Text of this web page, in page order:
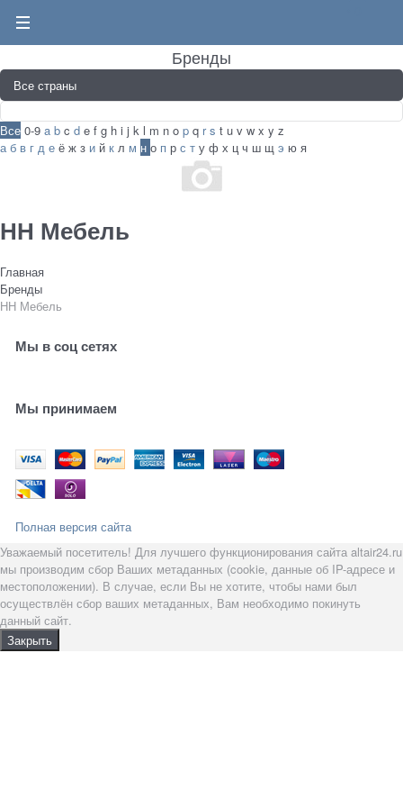
Бренды
Все 0-9 a b c d e f g h i j k l m n o p q rs t u v w x y z
аб в г д е ё ж з и й к л м н о п р с т у ф х ц ч ш щ э ю я
НН Мебель
Главная
Бренды
НН Мебель
Мы в соц сетях
Мы принимаем
Полная версия сайта
Уважаемый посетитель! Для лучшего функционирования сайта altair24.ru
мы производим сбор Ваших метаданных (cookie, данные об IP-адресе и
местоположении). В случае, если Вы не хотите, чтобы нами был
осуществлён сбор ваших метаданных, Вам необходимо покинуть
данный сайт.
Закрыть